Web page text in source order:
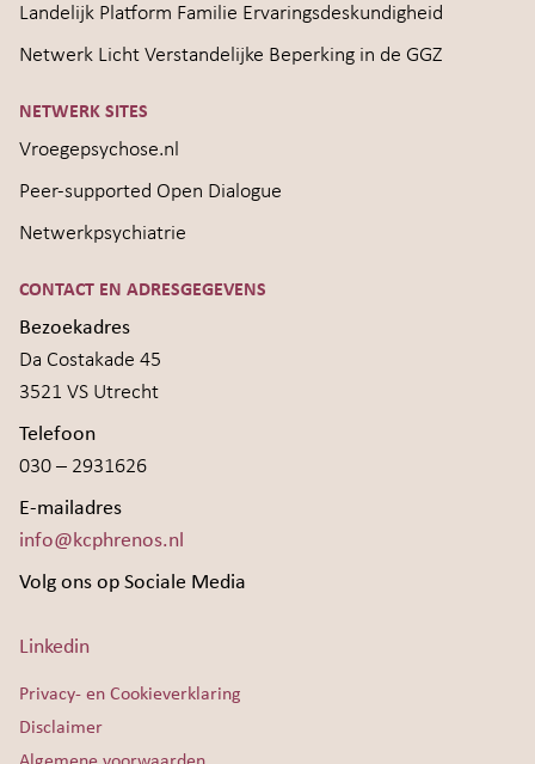
Landelijk Platform Familie Ervaringsdeskundigheid
Netwerk Licht Verstandelijke Beperking in de GGZ
NETWERK SITES
Vroegepsychose.nl
Peer-supported Open Dialogue
Netwerkpsychiatrie
CONTACT EN ADRESGEGEVENS
Bezoekadres
Da Costakade 45
3521 VS Utrecht
Telefoon
030 – 2931626
E-mailadres
info@kcphrenos.nl
Volg ons op Sociale Media
Linkedin
Privacy- en Cookieverklaring
Disclaimer